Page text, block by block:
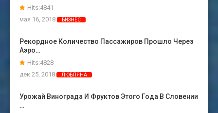
Hits:4841
мая 16, 2018
БИЗНЕС
Рекордное Количество Пассажиров Прошло Через
Аэро…
Hits:4828
дек 25, 2018
ЛЮБЛЯНА
Урожай Винограда И Фруктов Этого Года В Словении
…